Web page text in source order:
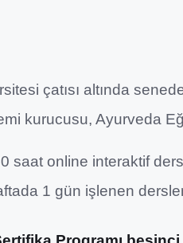
çatısı altında
kurucusu, Ayurveda
saat online interaktif
1 gün işlenen